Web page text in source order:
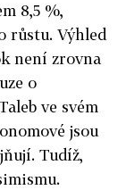
8,5 %,
růstu. Výhled
není zrovna
o
ve svém
jsou
Tudíž,